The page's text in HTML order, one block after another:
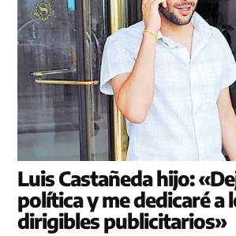
Luis Castañeda hijo:
política y me dedicaré a
dirigibles publicitarios»